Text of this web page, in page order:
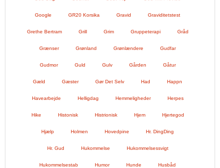
Google GR20 Korsika Gravid Graviditetstest
Grethe Bertram Grill Grim Gruppeterapi Gråd
Grænser Grønland Grønlændere Gudfar
Gudmor Guld Gulv Gården Gåtur
Gæld Gæster Gør Det Selv Had Happn
Havearbejde Helligdag Hemmeligheder Herpes
Hike Histonisk Histrionisk Hjem Hjertegod
Hjælp Holmen Hovedpine Hr. DingDing
Hr. Gud Hukommelse Hukommelsessvigt
Hukommelsestab Humor Hunde Husbåd